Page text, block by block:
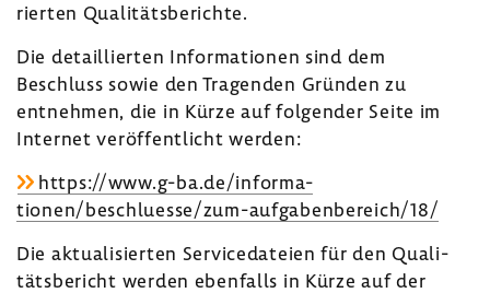
rierten Quali­täts­be­richte.
Die detail­lierten Infor­ma­tionen sind dem
Beschluss sowie den Tragenden Gründen zu
entnehmen, die in Kürze auf folgender Seite im
Internet veröf­fent­licht werden:
https://www.g-ba.de/infor­ma­
tionen/beschluesse/zum-​aufgabenbereich/18/
Die aktua­li­sierten Servi­ce­da­teien für den Quali­
täts­be­richt werden eben­falls in Kürze auf der